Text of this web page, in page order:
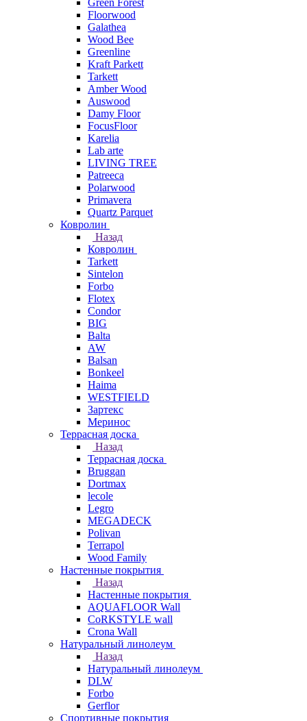
Green Forest
Floorwood
Galathea
Wood Bee
Greenline
Kraft Parkett
Tarkett
Amber Wood
Auswood
Damy Floor
FocusFloor
Karelia
Lab arte
LIVING TREE
Patreeca
Polarwood
Primavera
Quartz Parquet
Ковролин
Назад
Ковролин
Tarkett
Sintelon
Forbo
Flotex
Condor
BIG
Balta
AW
Balsan
Bonkeel
Haima
WESTFIELD
Зартекс
Меринос
Террасная доска
Назад
Террасная доска
Bruggan
Dortmax
lecole
Legro
MEGADECK
Polivan
Terrapol
Wood Family
Настенные покрытия
Назад
Настенные покрытия
AQUAFLOOR Wall
CoRKSTYLE wall
Crona Wall
Натуральный линолеум
Назад
Натуральный линолеум
DLW
Forbo
Gerflor
Спортивные покрытия